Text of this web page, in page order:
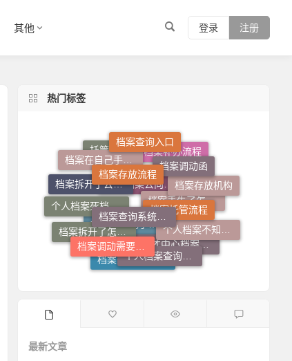
登录 注册
其他
热门标签
档案在自己手里怎么办
个人档案去向查询
档案丢失了怎么补
人才中心档案接收流程
档案丢失了怎么办
档案拆开了怎么补救
托管档案手续如何办理
档案补办流程
档案存放机构
个人档案不知道在哪儿怎么查
个人档案查询系统
档案调动需要什么手续
个人档案死档激活
档案在自己手里怎么放到人才市场
档案查询入口
档案调动函
档案托管流程
档案查询系统官网
档案存放流程
最新文章